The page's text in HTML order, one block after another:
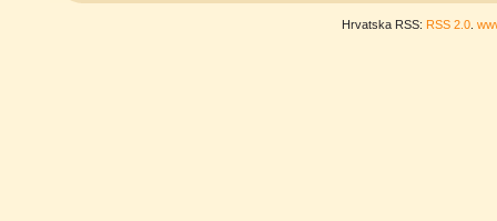
Hrvatska RSS: RSS 2.0.